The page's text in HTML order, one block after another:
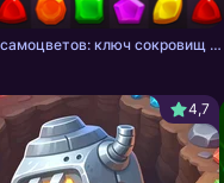
Тайна самоцветов: ключ сокровищ - три в ряд
4,7